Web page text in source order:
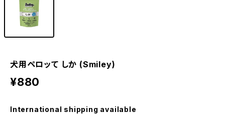
犬用ペロッて しか (Smiley)
¥880
International shipping available